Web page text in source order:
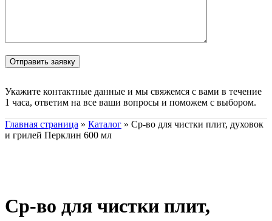
Укажите контактные данные и мы свяжемся с вами в течение
1 часа, ответим на все ваши вопросы и поможем с выбором.
Главная страница » Каталог » Ср-во для чистки плит, духовок
и грилей Перклин 600 мл
Ср-во для чистки плит,